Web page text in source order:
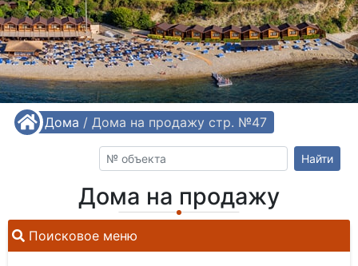
/ Дома / Дома на продажу стр. №47
Найти
Дома на продажу
Поисковое меню